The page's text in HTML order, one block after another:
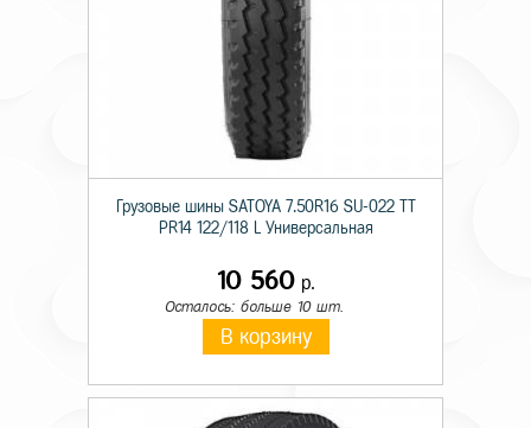
Грузовые шины SATOYA 7.50R16 SU-022 TT
PR14 122/118 L Универсальная
10 560р.
Осталось: больше 10 шт.
В корзину